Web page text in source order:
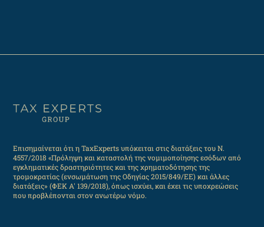
Επισημαίνεται ότι η TaxExperts υπόκειται στις διατάξεις του Ν.
4557/2018 «Πρόληψη και καταστολή της νομιμοποίησης εσόδων από
εγκληματικές δραστηριότητες και της χρηματοδότησης της
τρομοκρατίας (ενσωμάτωση της Οδηγίας 2015/849/ΕΕ) και άλλες
διατάξεις» (ΦΕΚ Α' 139/2018), όπως ισχύει, και έχει τις υποχρεώσεις
που προβλέπονται στον ανωτέρω νόμο.